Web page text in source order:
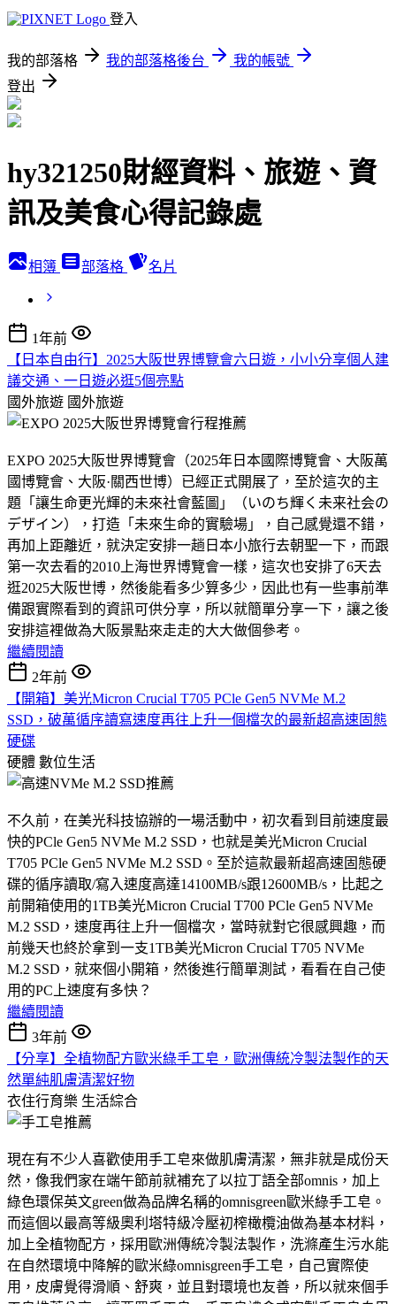
登入
我的部落格 我的部落格後台
我的帳號
登出
hy321250財經資料、旅遊、資
訊及美食心得記錄處
相簿 部落格 名片
1年前
【日本自由行】2025大阪世界博覽會六日遊，小小分享個人建
議交通、一日遊必逛5個亮點
國外旅遊 國外旅遊
EXPO 2025大阪世界博覽會（2025年日本國際博覽會、大阪萬
國博覽會、大阪·關西世博）已經正式開展了，至於這次的主
題「讓生命更光輝的未來社會藍圖」（いのち輝く未来社会の
デザイン），打造「未來生命的實驗場」，自己感覺還不錯，
再加上距離近，就決定安排一趟日本小旅行去朝聖一下，而跟
第一次去看的2010上海世界博覽會一樣，這次也安排了6天去
逛2025大阪世博，然後能看多少算多少，因此也有一些事前準
備跟實際看到的資訊可供分享，所以就簡單分享一下，讓之後
安排這裡做為大阪景點來走走的大大做個參考。
繼續閱讀
2年前
【開箱】美光Micron Crucial T705 PCle Gen5 NVMe M.2
SSD，破萬循序讀寫速度再往上升一個檔次的最新超高速固態
硬碟
硬體 數位生活
不久前，在美光科技協辦的一場活動中，初次看到目前速度最
快的PCle Gen5 NVMe M.2 SSD，也就是美光Micron Crucial
T705 PCle Gen5 NVMe M.2 SSD。至於這款最新超高速固態硬
碟的循序讀取/寫入速度高達14100MB/s跟12600MB/s，比起之
前開箱使用的1TB美光Micron Crucial T700 PCle Gen5 NVMe
M.2 SSD，速度再往上升一個檔次，當時就對它很感興趣，而
前幾天也終於拿到一支1TB美光Micron Crucial T705 NVMe
M.2 SSD，就來個小開箱，然後進行簡單測試，看看在自己使
用的PC上速度有多快？
繼續閱讀
3年前
【分享】全植物配方歐米綠手工皂，歐洲傳統冷製法製作的天
然單純肌膚清潔好物
衣住行育樂 生活綜合
現在有不少人喜歡使用手工皂來做肌膚清潔，無非就是成份天
然，像我們家在端午節前就補充了以拉丁語全部omnis，加上
綠色環保英文green做為品牌名稱的omnisgreen歐米綠手工皂。
而這個以最高等級奧利塔特級冷壓初榨橄欖油做為基本材料，
加上全植物配方，採用歐洲傳統冷製法製作，洗滌產生污水能
在自然環境中降解的歐米綠omnisgreen手工皂，自己實際使
用，皮膚覺得滑順、舒爽，並且對環境也友善，所以就來個手